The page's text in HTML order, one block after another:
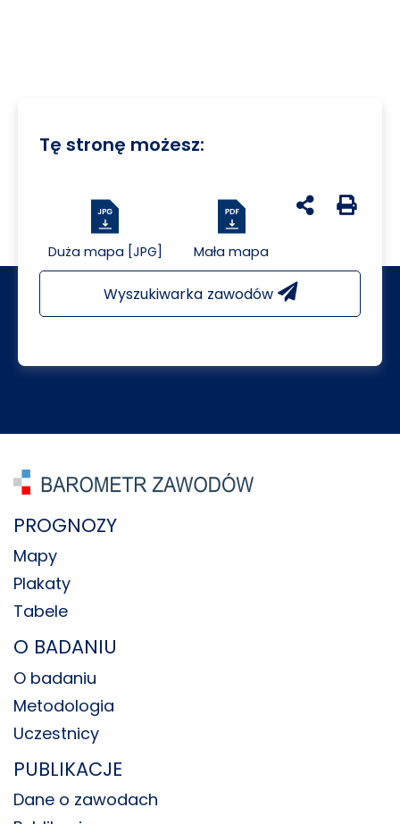
Tę stronę możesz:
Duża mapa [JPG] Mała mapa
udostępnij na
Generuj
Wyszukiwarka zawodów
PROGNOZY
Mapy
Plakaty
Tabele
O BADANIU
O badaniu
Metodologia
Uczestnicy
PUBLIKACJE
Dane o zawodach